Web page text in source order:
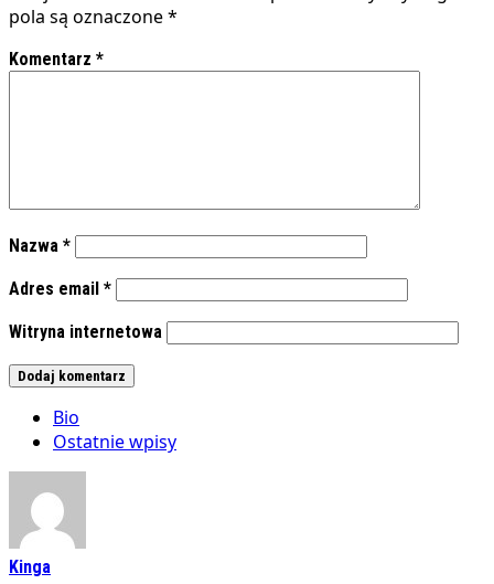
pola są oznaczone*
Komentarz *
Nazwa *
Adres email *
Witryna internetowa
Bio
Ostatnie wpisy
Kinga